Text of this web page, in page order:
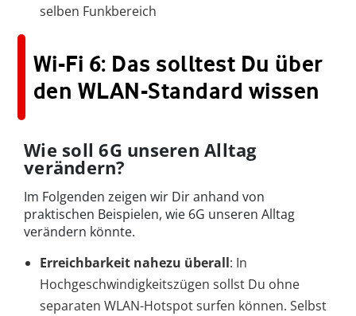
selben Funkbereich
Wi-Fi 6: Das solltest Du über
den WLAN-Standard wissen
Wie soll 6G unseren Alltag
verändern?
Im Folgenden zeigen wir Dir anhand von
praktischen Beispielen, wie 6G unseren Alltag
verändern könnte.
Erreichbarkeit nahezu überall: In
Hochgeschwindigkeitszügen sollst Du ohne
separaten WLAN-Hotspot surfen können. Selbst